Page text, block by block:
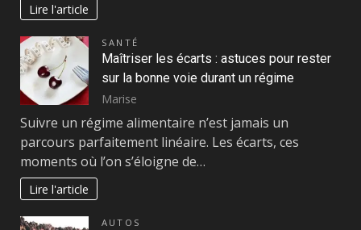
Lire l'article
SANTÉ
Maîtriser les écarts : astuces pour rester
sur la bonne voie durant un régime
Marise
Suivre un régime alimentaire n’est jamais un
parcours parfaitement linéaire. Les écarts, ces
moments où l’on s’éloigne de…
Lire l'article
AUTOS